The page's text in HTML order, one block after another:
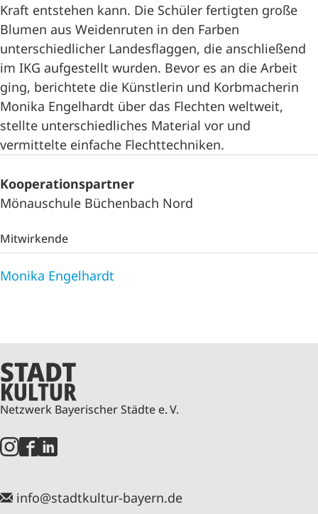
Kraft entstehen kann. Die Schüler fertigten große
Blumen aus Weidenruten in den Farben
unterschiedlicher Landesflaggen, die anschließend
im IKG aufgestellt wurden. Bevor es an die Arbeit
ging, berichtete die Künstlerin und Korbmacherin
Monika Engelhardt über das Flechten weltweit,
stellte unterschiedliches Material vor und
vermittelte einfache Flechttechniken.
Kooperationspartner
Mönauschule Büchenbach Nord
Mitwirkende
Monika Engelhardt
Netzwerk Bayerischer Städte e. V.
info@stadtkultur-bayern.de